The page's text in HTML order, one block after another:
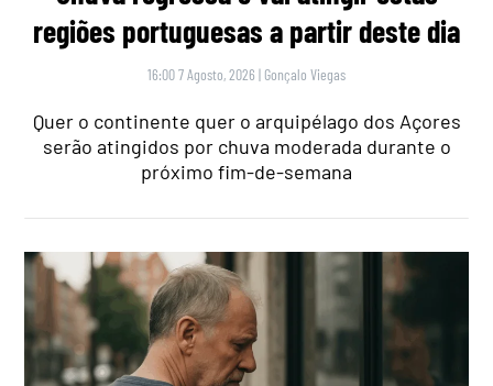
regiões portuguesas a partir deste dia
16:00 7 Agosto, 2026 | Gonçalo Viegas
Quer o continente quer o arquipélago dos Açores
serão atingidos por chuva moderada durante o
próximo fim-de-semana